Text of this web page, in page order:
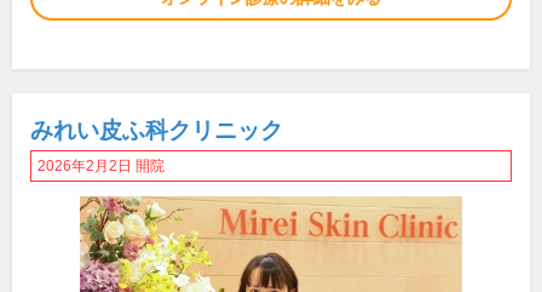
みれい皮ふ科クリニック
2026年2月2日 開院